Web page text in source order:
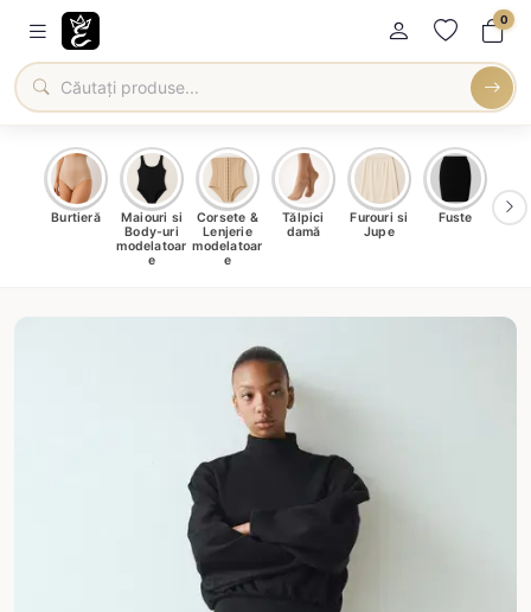
0
Burtieră
Maiouri si
Body-uri
modelatoar
e
Corsete &
Lenjerie
modelatoar
e
Tălpici
damă
Furouri si
Jupe
Fuste